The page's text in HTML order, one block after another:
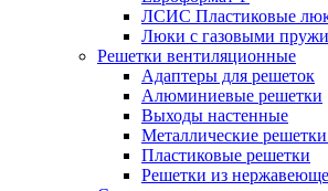
ЛСИС Пластиковые
Люки с газовыми
Решетки вентиляционные
Адаптеры для решеток
Алюминиевые решетки
Выходы настенные
Металлические
Пластиковые решетки
Решетки из